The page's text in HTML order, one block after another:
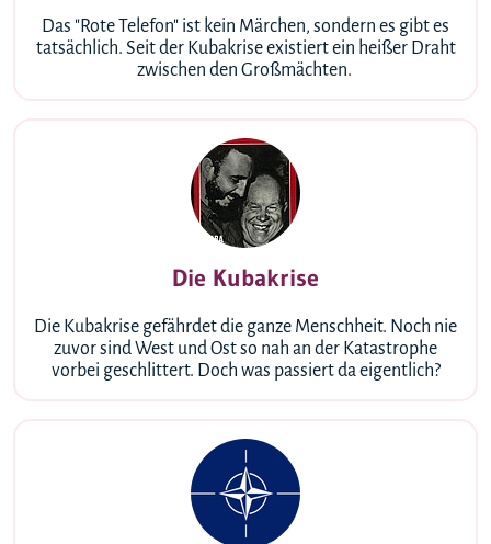
Das "Rote Telefon" ist kein Märchen, sondern es gibt es
tatsächlich. Seit der Kubakrise existiert ein heißer Draht
zwischen den Großmächten.
Die Kubakrise
Die Kubakrise gefährdet die ganze Menschheit. Noch nie
zuvor sind West und Ost so nah an der Katastrophe
vorbei geschlittert. Doch was passiert da eigentlich?